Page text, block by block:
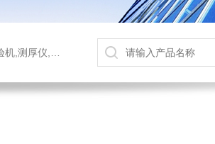
,顶空残氧仪